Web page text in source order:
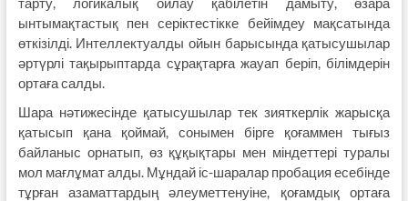
ынтымақтастық пен серіктестікке бейімдеу мақсатында
өткізілді. Интеллектуалды ойын барысында қатысушылар
әртүрлі тақырыптарда сұрақтарға жауап беріп, білімдерін
ортаға салды.
Шара нәтижесінде қатысушылар тек зияткерлік жарысқа
қатысып қана қоймай, сонымен бірге қоғаммен тығыз
байланыс орнатып, өз құқықтары мен міндеттері туралы
мол мағлұмат алды. Мұндай іс-шаралар пробация есебінде
тұрған азаматтардың әлеуметтенуіне, қоғамдық ортаға